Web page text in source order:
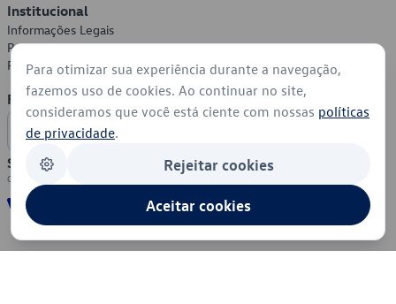
Institucional
Informações Legais
Política de Privacidade
Política de Cookies
Formas de Pagamento
Segurança
Para otimizar sua experiência durante a navegação,
fazemos uso de cookies. Ao continuar no site,
consideramos que você está ciente com nossas políticas
de privacidade.
Rejeitar cookies
Aceitar cookies